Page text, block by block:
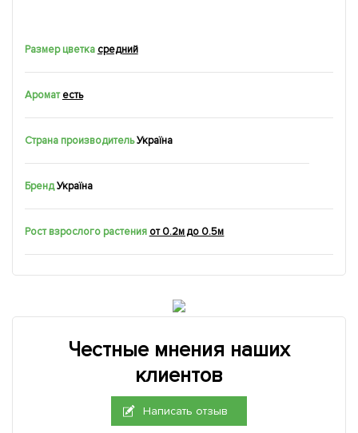
Размер цветка средний
Аромат есть
Страна производитель Україна
БрендУкраїна
Рост взрослого растения от 0.2м до 0.5м
Честные мнения наших
клиентов
Написать отзыв